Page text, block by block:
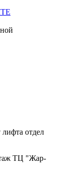
отдел
ТЦ "Жар-